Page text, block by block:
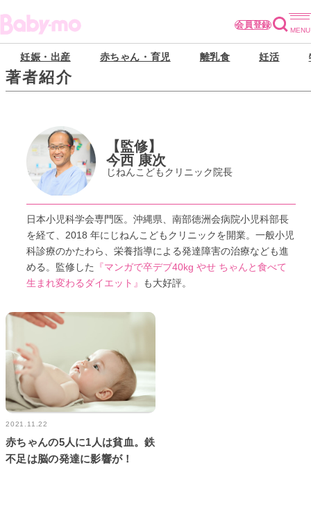
会員登録
妊娠・出産 赤ちゃん・育児 離乳食 妊活
著者紹介
【監修】
今西 康次
じねんこどもクリニック院長
日本小児科学会専門医。沖縄県、南部徳洲会病院小児科部長
を経て、2018 年にじねんこどもクリニックを開業。一般小児
科診療のかたわら、栄養指導による発達障害の治療なども進
める。監修した
『マンガで卒デブ40kg やせ ちゃんと食べて
生まれ変わるダイエット』
も大好評。
2021.11.22
赤ちゃんの5人に1人は貧血。鉄
不足は脳の発達に影響が！